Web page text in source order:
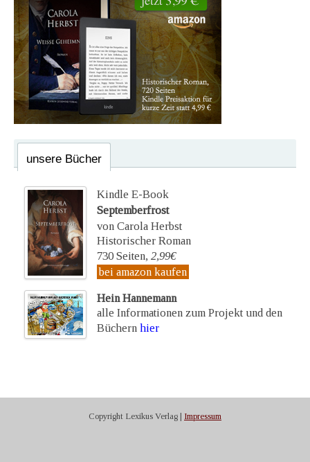
unsere Bücher
Kindle E-Book
Septemberfrost
von Carola Herbst
Historischer Roman
730 Seiten, 2,99€
bei amazon kaufen
Hein Hannemann
alle Informationen zum Projekt und den
Büchern hier
Copyright Lexikus Verlag | Impressum